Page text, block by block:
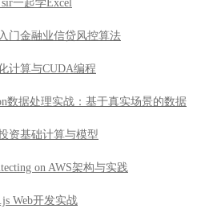
on AWS架构与实践
Web开发实战
尔街
测模型YOLOV3原理及实战
Hadoop管理认证实战
学习系列】强化视觉导航技术导引
初识与提高